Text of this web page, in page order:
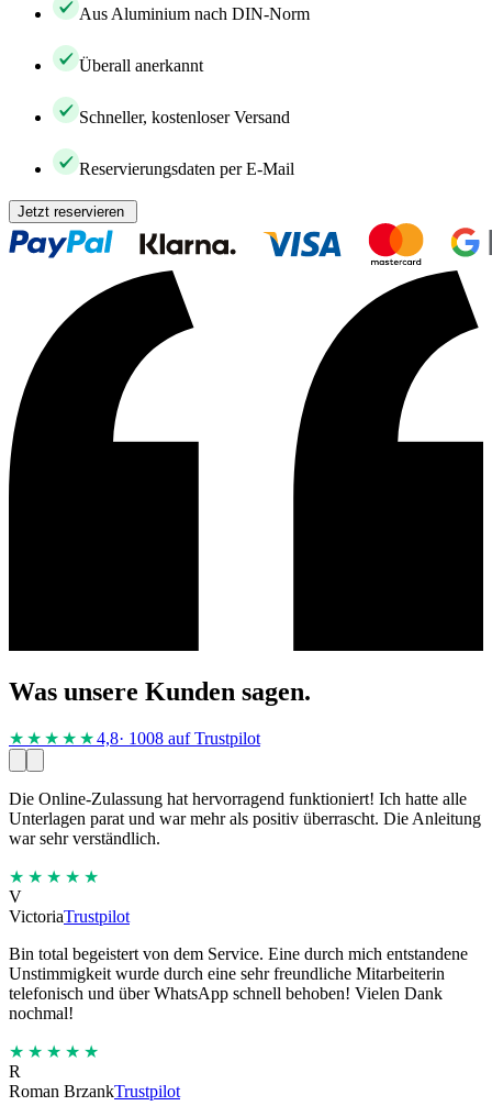
Aus Aluminium nach DIN-Norm
Überall anerkannt
Schneller, kostenloser Versand
Reservierungsdaten per E-Mail
Jetzt reservieren
Was unsere Kunden sagen.
★★★★ ★4,8· 1008 auf Trustpilot
Die Online-Zulassung hat hervorragend funktioniert! Ich hatte alle
Unterlagen parat und war mehr als positiv überrascht. Die Anleitung
war sehr verständlich.
★★★★★
V
VictoriaTrustpilot
Bin total begeistert von dem Service. Eine durch mich entstandene
Unstimmigkeit wurde durch eine sehr freundliche Mitarbeiterin
telefonisch und über WhatsApp schnell behoben! Vielen Dank
nochmal!
★★★★★
R
Roman BrzankTrustpilot